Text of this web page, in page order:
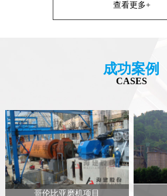
查看更多+
成功案例
CASES
哥伦比亚磨机项目